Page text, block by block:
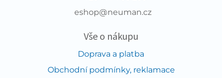
eshop@neuman.cz
Vše o nákupu
Doprava a platba
Obchodní podmínky, reklamace